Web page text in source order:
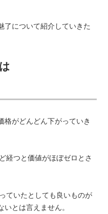
了について紹介していきた
格がどんどん下がっていき
経つと価値がほぼゼロとさ
ていたとしても良いものが
とは言えません。